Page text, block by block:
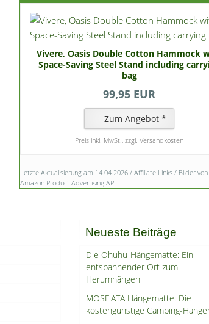
Vivere, Oasis Double Cotton Hammock
Space-Saving Steel Stand including
bag
99,95 EUR
Zum Angebot *
Preis inkl. MwSt., zzgl. Versandkosten
Letzte Aktualisierung am 14.04.2026 / Affiliate Links / Bilder
Amazon Product Advertising API
Neueste Beiträge
Die Ohuhu-Hängematte: Ein
entspannender Ort zum
Herumhängen
MOSFiATA Hängematte: Die
kostengünstige Camping-